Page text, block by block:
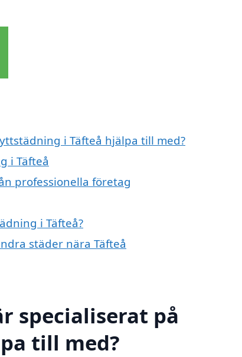
i Täfteå hjälpa till med?
i Täfteå
professionella företag
i Täfteå?
städer nära Täfteå
specialiserat på
till med?